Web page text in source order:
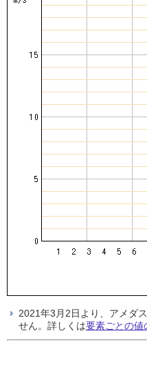
2021年3月2日より、アメダ
せん。詳しくは要素ごとの値